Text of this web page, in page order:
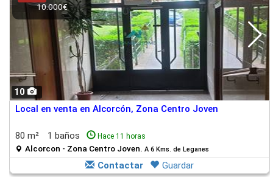
10
10.000€
Local en venta en Alcorcón, Zona Centro Joven
80 m² 1 baños Hace 11 horas
Alcorcon - Zona Centro Joven. A 6 Kms. de Leganes
Contactar Guardar